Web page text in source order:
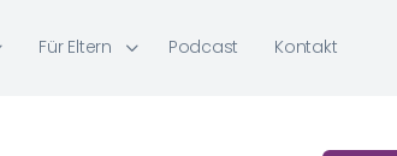
Für Eltern Podcast Kontakt